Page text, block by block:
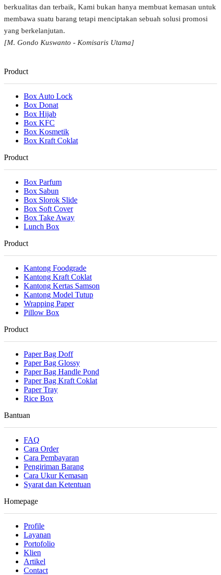
berkualitas dan terbaik, Kami bukan hanya membuat kemasan untuk
membawa suatu barang tetapi menciptakan sebuah solusi promosi
yang berkelanjutan.
[M. Gondo Kuswanto - Komisaris Utama]
Product
Box Auto Lock
Box Donat
Box Hijab
Box KFC
Box Kosmetik
Box Kraft Coklat
Product
Box Parfum
Box Sabun
Box Slorok Slide
Box Soft Cover
Box Take Away
Lunch Box
Product
Kantong Foodgrade
Kantong Kraft Coklat
Kantong Kertas Samson
Kantong Model Tutup
Wrapping Paper
Pillow Box
Product
Paper Bag Doff
Paper Bag Glossy
Paper Bag Handle Pond
Paper Bag Kraft Coklat
Paper Tray
Rice Box
Bantuan
FAQ
Cara Order
Cara Pembayaran
Pengiriman Barang
Cara Ukur Kemasan
Syarat dan Ketentuan
Homepage
Profile
Layanan
Portofolio
Klien
Artikel
Contact